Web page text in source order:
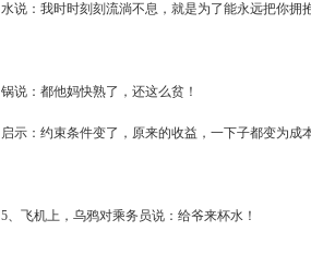
水说：我时时刻刻流淌不息，就是为了能永远把你拥
锅说：都他妈快熟了，还这么贫！
启示：约束条件变了，原来的收益，一下子都变为成
5、飞机上，乌鸦对乘务员说：给爷来杯水！